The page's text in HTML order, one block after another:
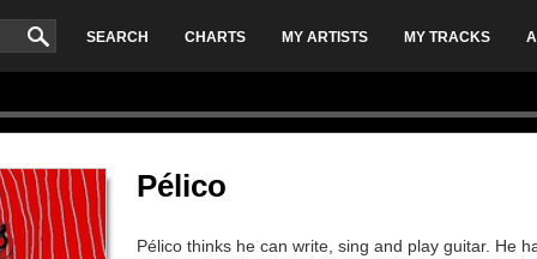
SEARCH CHARTS MY ARTISTS MY TRACKS
Pélico
Pélico thinks he can write, sing and play guitar. He